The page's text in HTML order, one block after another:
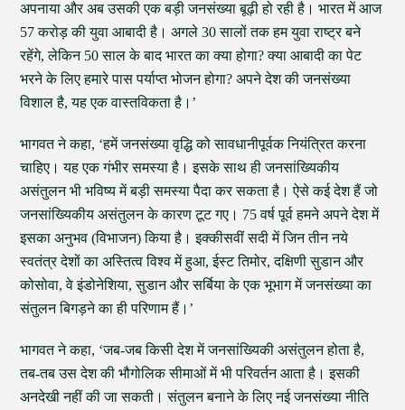
अपनाया और अब उसकी एक बड़ी जनसंख्या बूढ़ी हो रही है। भारत में आज
57 करोड़ की युवा आबादी है। अगले 30 सालों तक हम युवा राष्ट्र बने
रहेंगे, लेकिन 50 साल के बाद भारत का क्या होगा? क्या आबादी का पेट
भरने के लिए हमारे पास पर्याप्त भोजन होगा? अपने देश की जनसंख्या
विशाल है, यह एक वास्तविकता है।’
भागवत ने कहा, ‘हमें जनसंख्या वृद्धि को सावधानीपूर्वक नियंत्रित करना
चाहिए। यह एक गंभीर समस्या है। इसके साथ ही जनसांख्यिकीय
असंतुलन भी भविष्य में बड़ी समस्या पैदा कर सकता है। ऐसे कई देश हैं जो
जनसांख्यिकीय असंतुलन के कारण टूट गए। 75 वर्ष पूर्व हमने अपने देश में
इसका अनुभव (विभाजन) किया है। इक्कीसवीं सदी में जिन तीन नये
स्वतंत्र देशों का अस्तित्व विश्व में हुआ, ईस्ट तिमोर, दक्षिणी सुडान और
कोसोवा, वे इंडोनेशिया, सुडान और सर्बिया के एक भूभाग में जनसंख्या का
संतुलन बिगड़ने का ही परिणाम हैं।’
भागवत ने कहा, ‘जब-जब किसी देश में जनसांख्यिकी असंतुलन होता है,
तब-तब उस देश की भौगोलिक सीमाओं में भी परिवर्तन आता है। इसकी
अनदेखी नहीं की जा सकती। संतुलन बनाने के लिए नई जनसंख्या नीति